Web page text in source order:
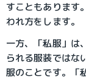
すこともあります
われ方をします。
一方、「私服」は
られる服装ではな
服のことです。「